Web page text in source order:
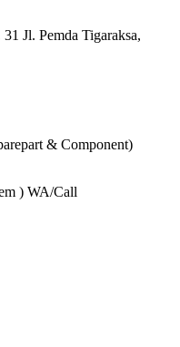
Jl. Pemda Tigaraksa,
& Component)
) WA/Call